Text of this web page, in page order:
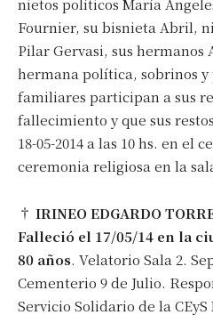
Suscribirme gratis
Dirección de correo electrónico
Apellidos
Número de teléfono
nietos políticos María
Fournier, su bisnieta Abril,
Pilar Gervasi, sus hermanos
hermana política, sobrinos y
familiares participan a sus
fallecimiento y que sus
18-05-2014 a las 10 hs. en el
ceremonia religiosa en la
† IRINEO EDGARDO
Falleció el 17/05/14 en la
80 años. Velatorio Sala 2.
Cementerio 9 de Julio.
Servicio Solidario de la